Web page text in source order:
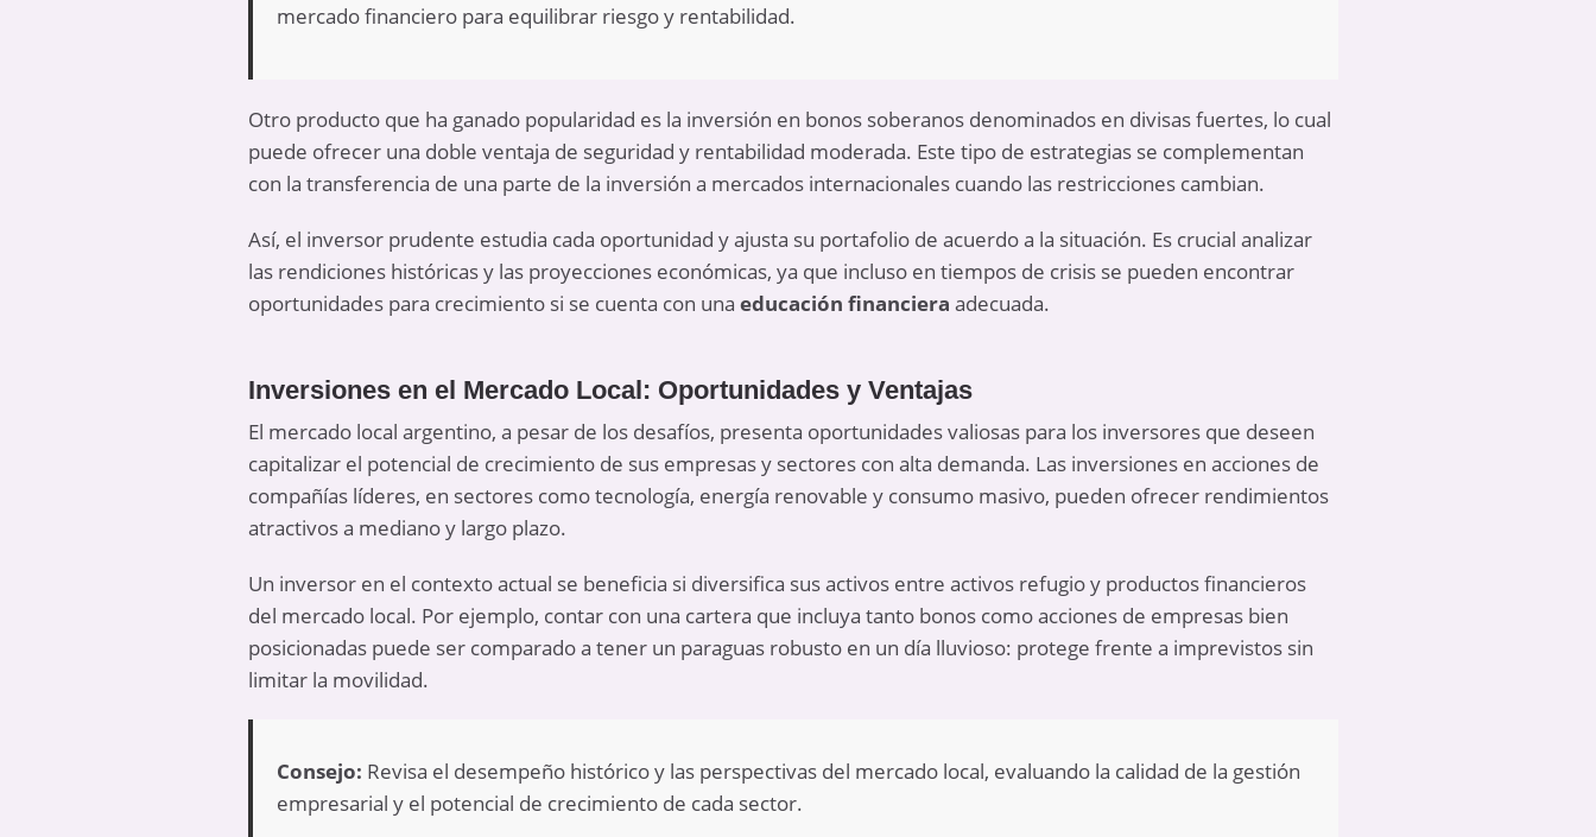
mercado financiero para equilibrar riesgo y rentabilidad.
Otro producto que ha ganado popularidad es la inversión en bonos soberanos denominados en divisas fuertes, lo cual
puede ofrecer una doble ventaja de seguridad y rentabilidad moderada. Este tipo de estrategias se complementan
con la transferencia de una parte de la inversión a mercados internacionales cuando las restricciones cambian.
Así, el inversor prudente estudia cada oportunidad y ajusta su portafolio de acuerdo a la situación. Es crucial analizar
las rendiciones históricas y las proyecciones económicas, ya que incluso en tiempos de crisis se pueden encontrar
oportunidades para crecimiento si se cuenta con una educación financiera adecuada.
Inversiones en el Mercado Local: Oportunidades y Ventajas
El mercado local argentino, a pesar de los desafíos, presenta oportunidades valiosas para los inversores que deseen
capitalizar el potencial de crecimiento de sus empresas y sectores con alta demanda. Las inversiones en acciones de
compañías líderes, en sectores como tecnología, energía renovable y consumo masivo, pueden ofrecer rendimientos
atractivos a mediano y largo plazo.
Un inversor en el contexto actual se beneficia si diversifica sus activos entre activos refugio y productos financieros
del mercado local. Por ejemplo, contar con una cartera que incluya tanto bonos como acciones de empresas bien
posicionadas puede ser comparado a tener un paraguas robusto en un día lluvioso: protege frente a imprevistos sin
limitar la movilidad.
Consejo: Revisa el desempeño histórico y las perspectivas del mercado local, evaluando la calidad de la gestión
empresarial y el potencial de crecimiento de cada sector.